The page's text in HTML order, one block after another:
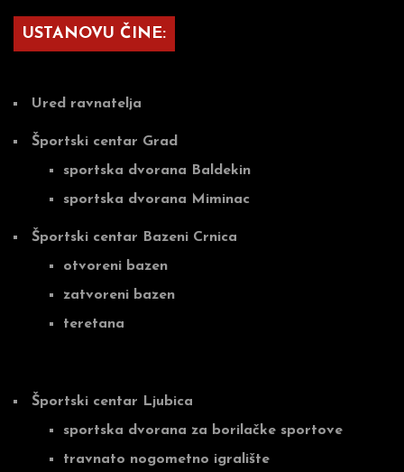
USTANOVU ČINE:
Ured ravnatelja
Športski centar Grad
sportska dvorana Baldekin
sportska dvorana Miminac
Športski centar Bazeni Crnica
otvoreni bazen
zatvoreni bazen
teretana
Športski centar Ljubica
sportska dvorana za borilačke sportove
travnato nogometno igralište